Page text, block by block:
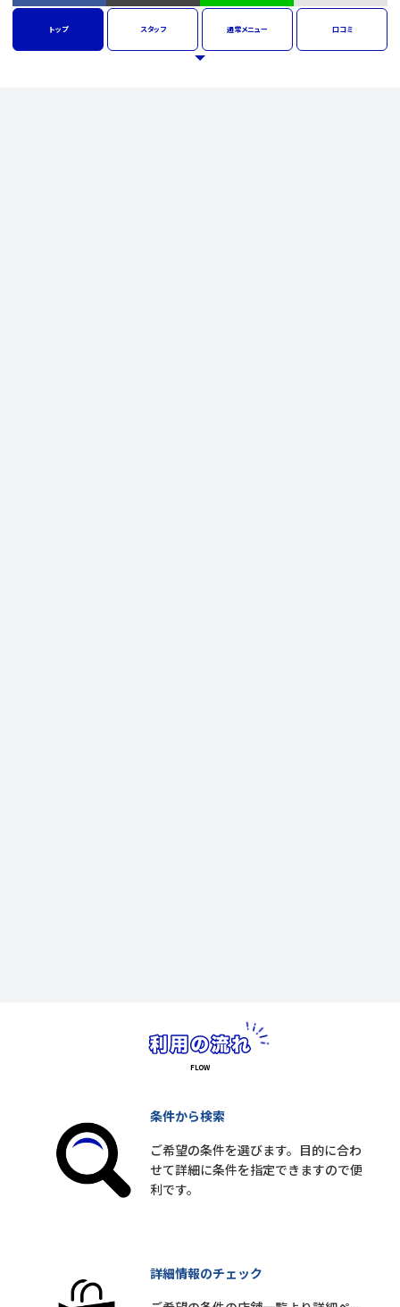
トップ スタッフ 通常メニュー 口コミ
条件から検索
ご希望の条件を選びます。目的に合わ
せて詳細に条件を指定できますので便
利です。
詳細情報のチェック